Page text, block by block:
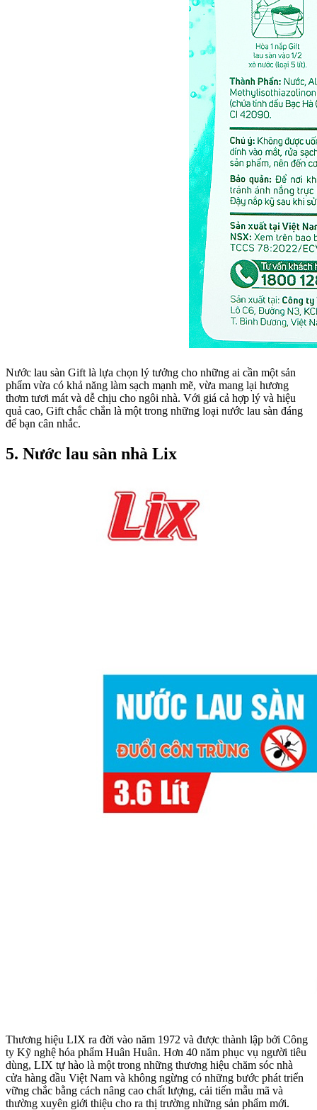
Nước lau sàn Gift là lựa chọn lý tưởng cho những ai cần một sản
phẩm vừa có khả năng làm sạch mạnh mẽ, vừa mang lại hương
thơm tươi mát và dễ chịu cho ngôi nhà. Với giá cả hợp lý và hiệu
quả cao, Gift chắc chắn là một trong những loại nước lau sàn đáng
để bạn cân nhắc.
5. Nước lau sàn nhà Lix
Thương hiệu LIX ra đời vào năm 1972 và được thành lập bởi Công
ty Kỹ nghệ hóa phẩm Huân Huân. Hơn 40 năm phục vụ người tiêu
dùng, LIX tự hào là một trong những thương hiệu chăm sóc nhà
cửa hàng đầu Việt Nam và không ngừng có những bước phát triển
vững chắc bằng cách nâng cao chất lượng, cải tiến mẫu mã và
thường xuyên giới thiệu cho ra thị trường những sản phẩm mới.